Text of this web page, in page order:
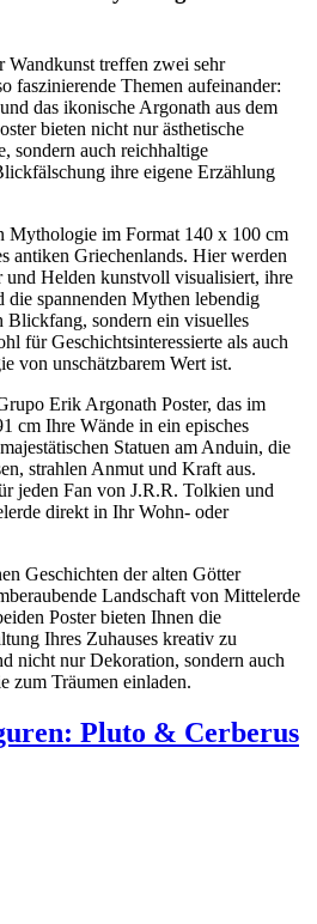
Wandkunst treffen zwei sehr
faszinierende Themen aufeinander:
das ikonische Argonath aus dem
bieten nicht nur ästhetische
sondern auch reichhaltige
ihre eigene Erzählung
Mythologie im Format 140 x 100 cm
antiken Griechenlands. Hier werden
und Helden kunstvoll visualisiert, ihre
die spannenden Mythen lebendig
Blickfang, sondern ein visuelles
für Geschichtsinteressierte als auch
von unschätzbarem Wert ist.
Erik Argonath Poster, das im
cm Ihre Wände in ein episches
Statuen am Anduin, die
strahlen Anmut und Kraft aus.
jeden Fan von J.R.R. Tolkien und
direkt in Ihr Wohn- oder
Geschichten der alten Götter
Landschaft von Mittelerde
Poster bieten Ihnen die
Ihres Zuhauses kreativ zu
nicht nur Dekoration, sondern auch
zum Träumen einladen.
Pluto & Cerberus